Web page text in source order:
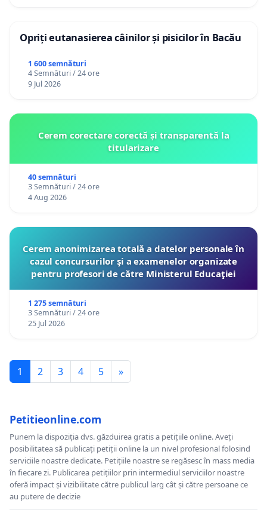
Opriți eutanasierea câinilor și pisicilor în Bacău
1 600 semnături
4 Semnături / 24 ore
9 Jul 2026
Cerem corectare corectă și transparentă la
titularizare
40 semnături
3 Semnături / 24 ore
4 Aug 2026
Cerem anonimizarea totală a datelor personale în
cazul concursurilor şi a examenelor organizate
pentru profesori de către Ministerul Educaţiei
1 275 semnături
3 Semnături / 24 ore
25 Jul 2026
1 2 3 4 5 »
Petitieonline.com
Punem la dispoziția dvs. găzduirea gratis a petițiile online. Aveți
posibilitatea să publicați petiții online la un nivel profesional folosind
serviciile noastre dedicate. Petițiile noastre se regăsesc în mass media
în fiecare zi. Publicarea petițiilor prin intermediul serviciilor noastre
oferă impact și vizibilitate către publicul larg cât și către persoane ce
au putere de decizie